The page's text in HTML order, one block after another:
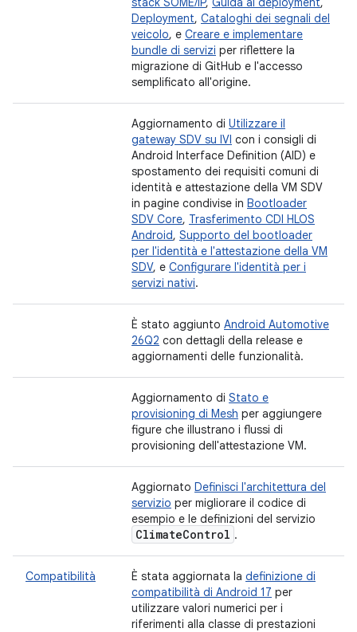
Deployment, Cataloghi dei segnali del
veicolo, e Creare e implementare
bundle di servizi per riflettere la
migrazione di GitHub e l'accesso
semplificato all'origine.
Aggiornamento di Utilizzare il
gateway SDV su IVI con i consigli di
Android Interface Definition (AID) e
spostamento dei requisiti comuni di
identità e attestazione della VM SDV
in pagine condivise in Bootloader
SDV Core, Trasferimento CDI HLOS
Android, Supporto del bootloader
per l'identità e l'attestazione della VM
SDV, e Configurare l'identità per i
servizi nativi.
È stato aggiunto Android Automotive
26Q2 con dettagli della release e
aggiornamenti delle funzionalità.
Aggiornamento di Stato e
provisioning di Mesh per aggiungere
figure che illustrano i flussi di
provisioning dell'attestazione VM.
Aggiornato Definisci l'architettura del
servizio per migliorare il codice di
esempio e le definizioni del servizio
ClimateControl .
Compatibilità È stata aggiornata la definizione di
compatibilità di Android 17 per
utilizzare valori numerici per i
riferimenti alla classe di prestazioni